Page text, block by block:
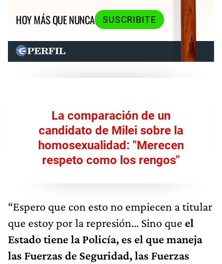
HOY MÁS QUE NUNCA
SUSCRIBITE
La comparación de un
candidato de Milei sobre la
homosexualidad: "Merecen
respeto como los rengos"
“Espero que con esto no empiecen a titular
que estoy por la represión... Sino que el
Estado tiene la Policía, es el que maneja
las Fuerzas de Seguridad, las Fuerzas